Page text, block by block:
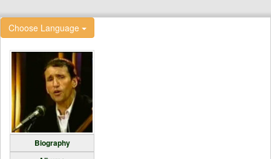
Choose Language
Biography